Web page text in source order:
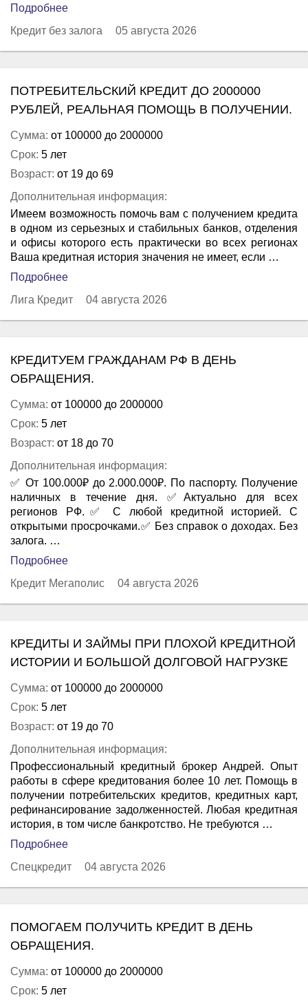
Подробнее
Кредит без залога
05 августа 2026
ПОТРЕБИТЕЛЬСКИЙ КРЕДИТ ДО 2000000
РУБЛЕЙ, РЕАЛЬНАЯ ПОМОЩЬ В ПОЛУЧЕНИИ.
Сумма: от 100000 до 2000000
Срок: 5 лет
Возраст: от 19 до 69
Дополнительная информация:
Имеем возможность помочь вам с получением кредита
в одном из серьезных и стабильных банков, отделения
и офисы которого есть практически во всех регионах
Ваша кредитная история значения не имеет, если …
Подробнее
Лига Кредит
04 августа 2026
КРЕДИТУЕМ ГРАЖДАНАМ РФ В ДЕНЬ
ОБРАЩЕНИЯ.
Сумма: от 100000 до 2000000
Срок: 5 лет
Возраст: от 18 до 70
Дополнительная информация:
✅ От 100.000₽ до 2.000.000₽. По паспорту. Получение
наличных в течение дня. ✅Актуально для всех
регионов РФ.✅ С любой кредитной историей. С
открытыми просрочками.✅ Без справок о доходах. Без
залога. …
Подробнее
Кредит Мегаполис
04 августа 2026
КРЕДИТЫ И ЗАЙМЫ ПРИ ПЛОХОЙ КРЕДИТНОЙ
ИСТОРИИ И БОЛЬШОЙ ДОЛГОВОЙ НАГРУЗКЕ
Сумма: от 100000 до 2000000
Срок: 5 лет
Возраст: от 19 до 70
Дополнительная информация:
Профессиональный кредитный брокер Андрей. Опыт
работы в сфере кредитования более 10 лет. Помощь в
получении потребительских кредитов, кредитных карт,
рефинансирование задолженностей. Любая кредитная
история, в том числе банкротство. Не требуются …
Подробнее
Спецкредит
04 августа 2026
ПОМОГАЕМ ПОЛУЧИТЬ КРЕДИТ В ДЕНЬ
ОБРАЩЕНИЯ.
Сумма: от 100000 до 2000000
Срок: 5 лет